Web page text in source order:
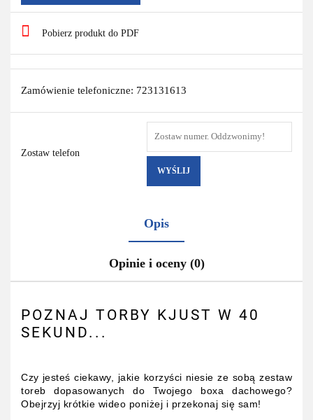
Pobierz produkt do PDF
Zamówienie telefoniczne: 723131613
Zostaw telefon
WYŚLIJ
Opis
Opinie i oceny (0)
POZNAJ TORBY KJUST W 40
SEKUND...
Czy jesteś ciekawy, jakie korzyści niesie ze sobą zestaw
toreb dopasowanych do Twojego boxa dachowego?
Obejrzyj krótkie wideo poniżej i przekonaj się sam!